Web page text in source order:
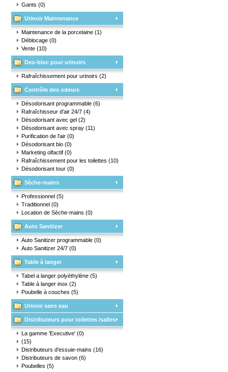
Gants (0)
Urinoir Maintenance
Maintenance de la porcelaine (1)
Déblocage (0)
Vente (10)
Deo-bloc pour urinoirs
Rafraîchissement pour urinoirs (2)
Contrôle des odeurs
Désodorisant programmable (6)
Rafraîchisseur d'air 24/7 (4)
Désodorisant avec gel (2)
Désodorisant avec spray (11)
Purification de l'air (0)
Désodorisant bio (0)
Marketing olfactif (0)
Rafraîchissement pour les toilettes (10)
Désodorisant tour (0)
Sèche-mains
Professionnel (5)
Traditionnel (0)
Location de Sèche-mains (0)
Auto Sanitizer
Auto Sanitizer programmable (0)
Auto Sanitizer 24/7 (0)
Table à langer
Tabel a langer polyéthylène (5)
Table à langer inox (2)
Poubelle à couches (5)
Urinoir sans eau
Distributeurs pour toilettes /salles
d'eauLa gamme 'Executive' (0)
(15)
Distributeurs d'essuie-mains (16)
Distributeurs de savon (6)
Poubelles (5)